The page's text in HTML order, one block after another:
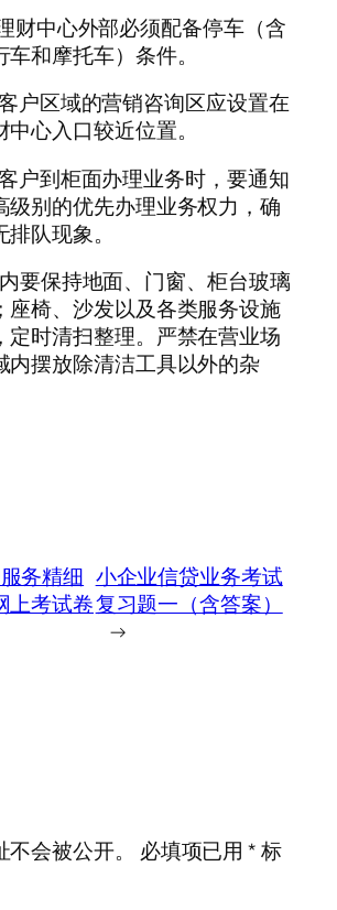
财中心外部必须配备停车（含
和摩托车）条件。
户区域的营销咨询区应设置在
心入口较近位置。
户到柜面办理业务时，要通知
级别的优先办理业务权力，确
队现象。
要保持地面、门窗、柜台玻璃
座椅、沙发以及各类服务设施
定时清扫整理。严禁在营业场
内摆放除清洁工具以外的杂
务精细
上考试卷
小企业信贷业务考试
复习题一（含答案）
→
会被公开。
必填项已用*标